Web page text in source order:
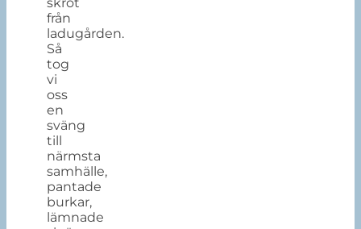
från
ladugården.
Så
tog
vi
oss
en
sväng
till
närmsta
samhälle,
pantade
burkar,
lämnade